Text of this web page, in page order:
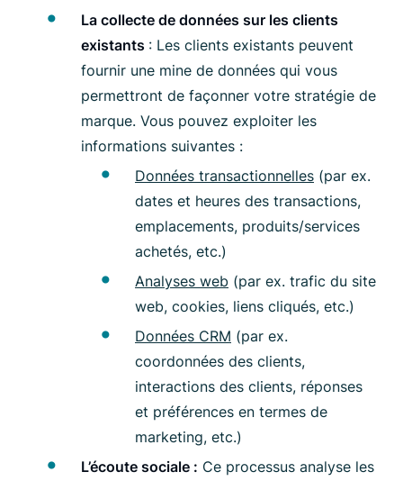
La collecte de données sur les clients
existants : Les clients existants peuvent
fournir une mine de données qui vous
permettront de façonner votre stratégie de
marque. Vous pouvez exploiter les
informations suivantes :
Données transactionnelles (par ex.
dates et heures des transactions,
emplacements, produits/services
achetés, etc.)
Analyses web (par ex. trafic du site
web, cookies, liens cliqués, etc.)
Données CRM (par ex.
coordonnées des clients,
interactions des clients, réponses
et préférences en termes de
marketing, etc.)
L’écoute sociale : Ce processus analyse les